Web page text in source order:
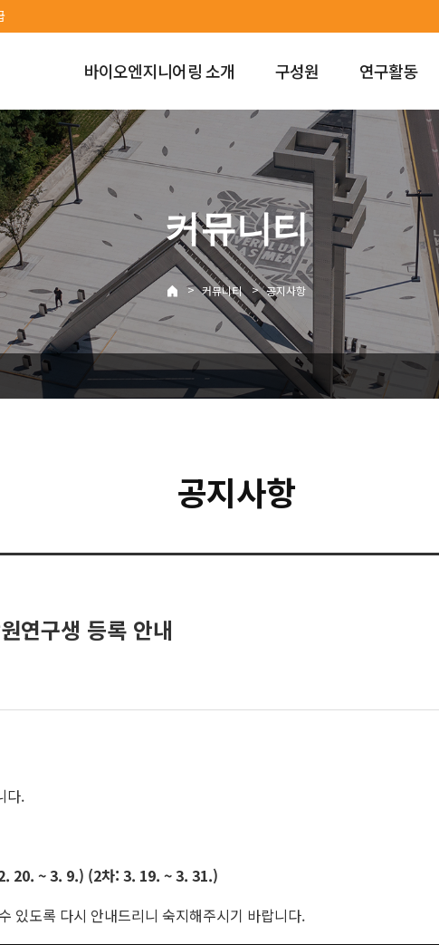
바이오엔지니어링 소개 구성원 연구활동
커뮤니티
> 커뮤니티 > 공지사항
공지사항
연구생 등록 안내
다.
20. ~ 3. 9.) (2차: 3. 19. ~ 3. 31.)
있도록 다시 안내드리니 숙지해주시기 바랍니다.